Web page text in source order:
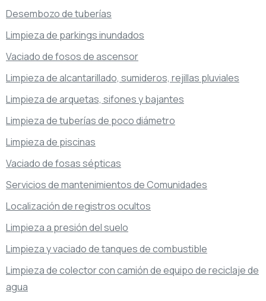
Desembozo de tuberías
Limpieza de parkings inundados
Vaciado de fosos de ascensor
Limpieza de alcantarillado, sumideros, rejillas pluviales
Limpieza de arquetas, sifones y bajantes
Limpieza de tuberías de poco diámetro
Limpieza de piscinas
Vaciado de fosas sépticas
Servicios de mantenimientos de Comunidades
Localización de registros ocultos
Limpieza a presión del suelo
Limpieza y vaciado de tanques de combustible
Limpieza de colector con camión de equipo de reciclaje de
agua